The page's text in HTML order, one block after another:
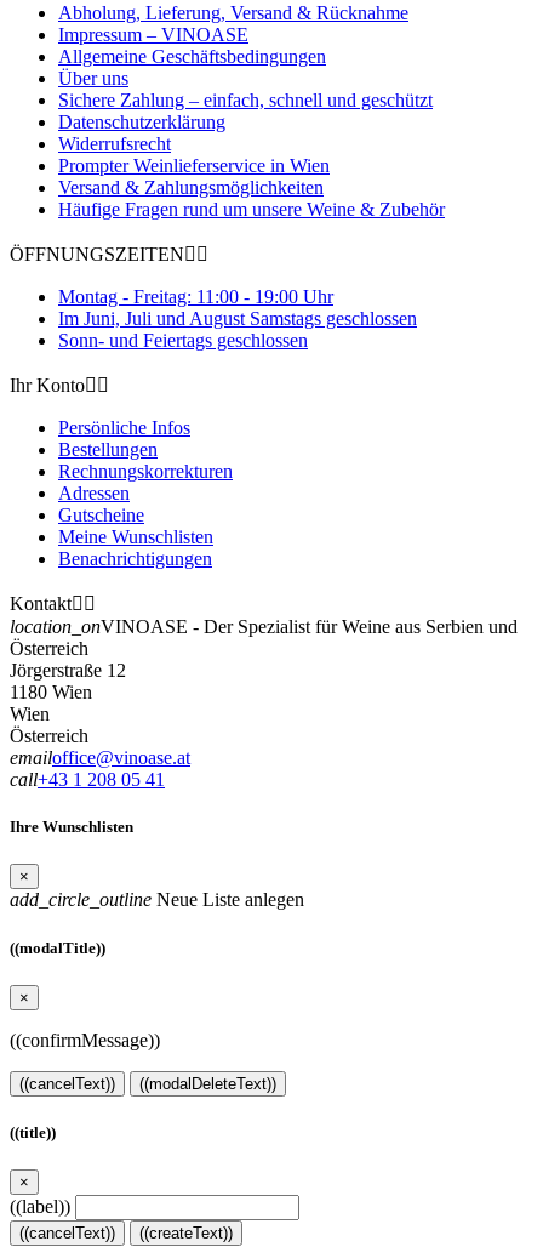
Abholung, Lieferung, Versand & Rücknahme
Impressum – VINOASE
Allgemeine Geschäftsbedingungen
Über uns
Sichere Zahlung – einfach, schnell und geschützt
Datenschutzerklärung
Widerrufsrecht
Prompter Weinlieferservice in Wien
Versand & Zahlungsmöglichkeiten
Häufige Fragen rund um unsere Weine & Zubehör
ÖFFNUNGSZEITEN 
Montag - Freitag: 11:00 - 19:00 Uhr
Im Juni, Juli und August Samstags geschlossen
Sonn- und Feiertags geschlossen
Ihr Konto 
Persönliche Infos
Bestellungen
Rechnungskorrekturen
Adressen
Gutscheine
Meine Wunschlisten
Benachrichtigungen
Kontakt 
location_onVINOASE - Der Spezialist für Weine aus Serbien und
Österreich
Jörgerstraße 12
1180 Wien
Wien
Österreich
emailoffice@vinoase.at
call+43 1 208 05 41
Ihre Wunschlisten
×
add_circle_outline Neue Liste anlegen
((modalTitle))
×
((confirmMessage))
((cancelText)) ((modalDeleteText))
((title))
×
((label))
((cancelText)) ((createText))